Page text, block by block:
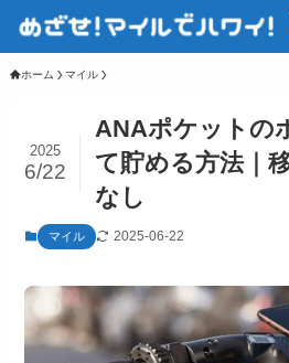
ホーム マイル
ANAポケットの
て貯める方法｜
なし
2025
6/22
マイル 2025-06-22